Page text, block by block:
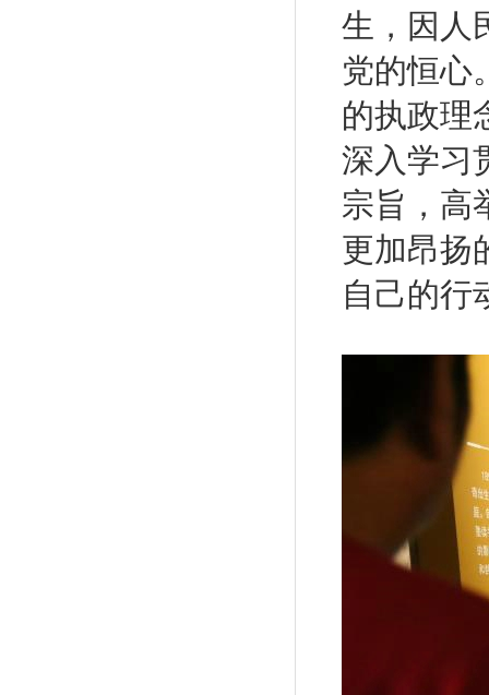
生，因人
党的恒心
的执政理
深入学习
宗旨，高
更加昂扬
自己的行